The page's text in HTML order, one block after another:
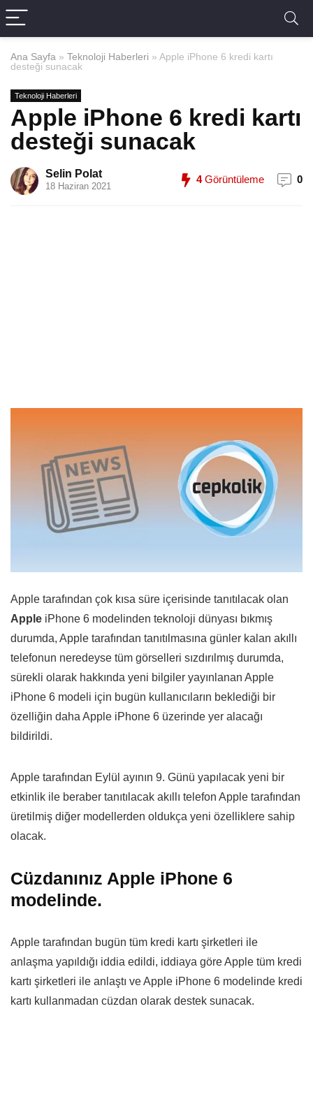
Ana Sayfa » Teknoloji Haberleri » Apple iPhone 6 kredi kartı
desteği sunacak
Teknoloji Haberleri
Apple iPhone 6 kredi kartı
desteği sunacak
Selin Polat
18 Haziran 2021
4Görüntüleme 0
Apple tarafından çok kısa süre içerisinde tanıtılacak olan
Apple iPhone 6 modelinden teknoloji dünyası bıkmış
durumda, Apple tarafından tanıtılmasına günler kalan akıllı
telefonun neredeyse tüm görselleri sızdırılmış durumda,
sürekli olarak hakkında yeni bilgiler yayınlanan Apple
iPhone 6 modeli için bugün kullanıcıların beklediği bir
özelliğin daha Apple iPhone 6 üzerinde yer alacağı
bildirildi.
Apple tarafından Eylül ayının 9. Günü yapılacak yeni bir
etkinlik ile beraber tanıtılacak akıllı telefon Apple tarafından
üretilmiş diğer modellerden oldukça yeni özelliklere sahip
olacak.
Cüzdanınız Apple iPhone 6
modelinde.
Apple tarafından bugün tüm kredi kartı şirketleri ile
anlaşma yapıldığı iddia edildi, iddiaya göre Apple tüm kredi
kartı şirketleri ile anlaştı ve Apple iPhone 6 modelinde kredi
kartı kullanmadan cüzdan olarak destek sunacak.